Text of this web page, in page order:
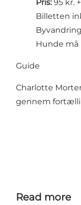
Pris: 95 kr.
Billetten
Hunde må
Guide
Charlotte
gennem
Read more